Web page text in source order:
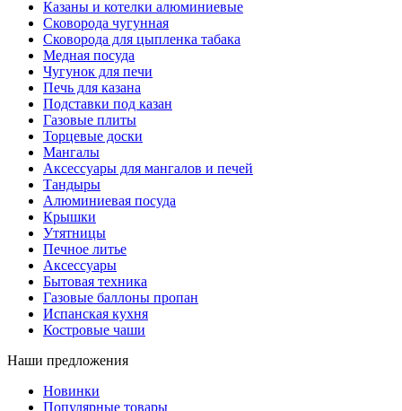
Казаны и котелки алюминиевые
Сковорода чугунная
Сковорода для цыпленка табака
Медная посуда
Чугунок для печи
Печь для казана
Подставки под казан
Газовые плиты
Торцевые доски
Мангалы
Аксессуары для мангалов и печей
Тандыры
Алюминиевая посуда
Крышки
Утятницы
Печное литье
Аксессуары
Бытовая техника
Газовые баллоны пропан
Испанская кухня
Костровые чаши
Наши предложения
Новинки
Популярные товары